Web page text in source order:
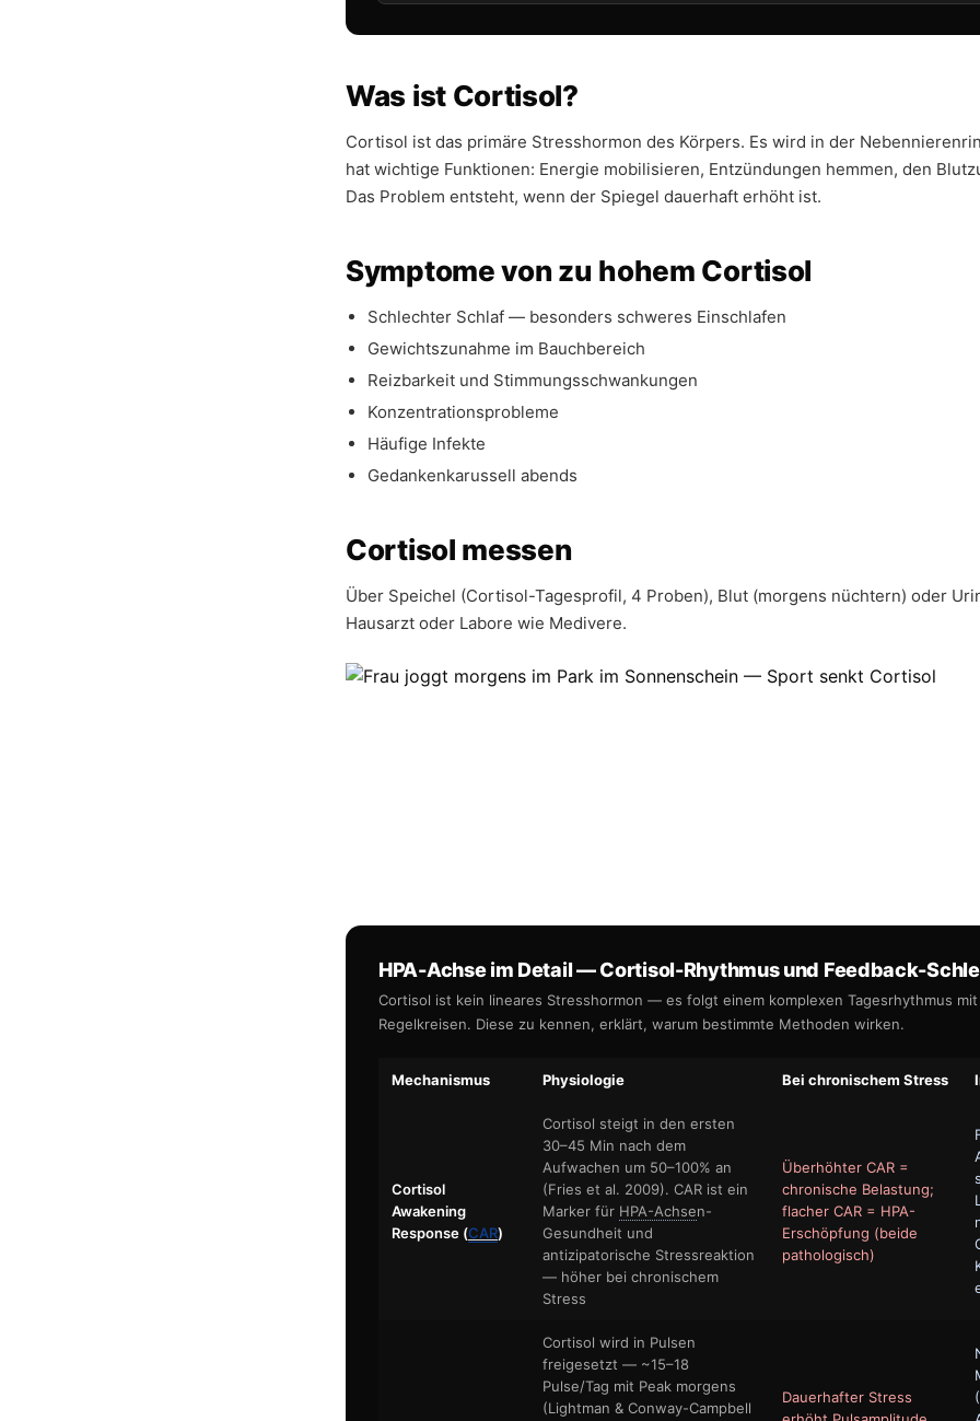
Was ist Cortisol?
Cortisol ist das primäre Stresshormon des Körpers. Es wird in der
hat wichtige Funktionen: Energie mobilisieren, Entzündungen hemmen, den
Das Problem entsteht, wenn der Spiegel dauerhaft erhöht ist.
Symptome von zu hohem Cortisol
Schlechter Schlaf — besonders schweres Einschlafen
Gewichtszunahme im Bauchbereich
Reizbarkeit und Stimmungsschwankungen
Konzentrationsprobleme
Häufige Infekte
Gedankenkarussell abends
Cortisol messen
Über Speichel (Cortisol-Tagesprofil, 4 Proben), Blut (morgens nüchtern) oder
Hausarzt oder Labore wie Medivere.
HPA-Achse im Detail — Cortisol-Rhythmus und Feedback-
Cortisol ist kein lineares Stresshormon — es folgt einem komplexen Tagesrhythmus
Regelkreisen. Diese zu kennen, erklärt, warum bestimmte Methoden wirken.
Mechanismus Physiologie Bei chronischem Stress
Cortisol
Awakening
Response (CAR)
Cortisol steigt in den ersten
30–45 Min nach dem
Aufwachen um 50–100% an
(Fries et al. 2009). CAR ist ein
Marker für HPA-Achsen-
Gesundheit und
antizipatorische Stressreaktion
— höher bei chronischem
Stress
Überhöhter CAR =
chronische Belastung;
flacher CAR = HPA-
Erschöpfung (beide
pathologisch)
Cortisol wird in Pulsen
freigesetzt — ~15–18
Pulse/Tag mit Peak morgens
(Lightman & Conway-Campbell
Dauerhafter Stress